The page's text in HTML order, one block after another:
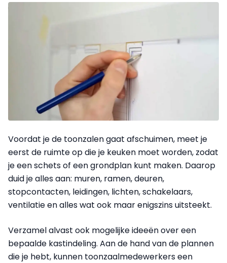
Voordat je de toonzalen gaat afschuimen, meet je
eerst de ruimte op die je keuken moet worden, zodat
je een schets of een grondplan kunt maken. Daarop
duid je alles aan: muren, ramen, deuren,
stopcontacten, leidingen, lichten, schakelaars,
ventilatie en alles wat ook maar enigszins uitsteekt.
Verzamel alvast ook mogelijke ideeën over een
bepaalde kastindeling. Aan de hand van de plannen
die je hebt, kunnen toonzaalmedewerkers een